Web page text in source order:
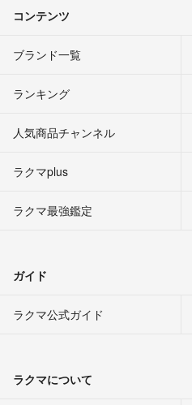
コンテンツ
ブランド一覧
ランキング
人気商品チャンネル
ラクマplus
ラクマ最強鑑定
ガイド
ラクマ公式ガイド
ラクマについて